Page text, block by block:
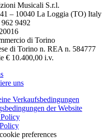
Musicali S.r.l.
– 10040 La Loggia (TO) Italy
9492
di Torino
di Torino n. REA n. 584777
€ 10.400,00 i.v.
uns
Verkaufsbedingungen
der Website
preferences